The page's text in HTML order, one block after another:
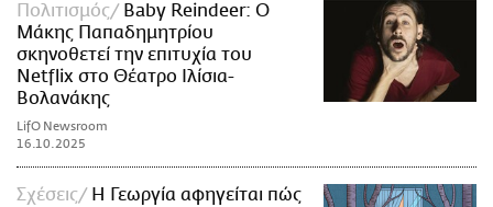
Πολιτισμός
Baby Reindeer: Ο
Μάκης Παπαδημητρίου
σκηνοθετεί την επιτυχία του
Netflix στο Θέατρο Ιλίσια-
Βολανάκης
LifO Newsroom
16.10.2025
Σχέσεις
Η Γεωργία αφηγείται πώς